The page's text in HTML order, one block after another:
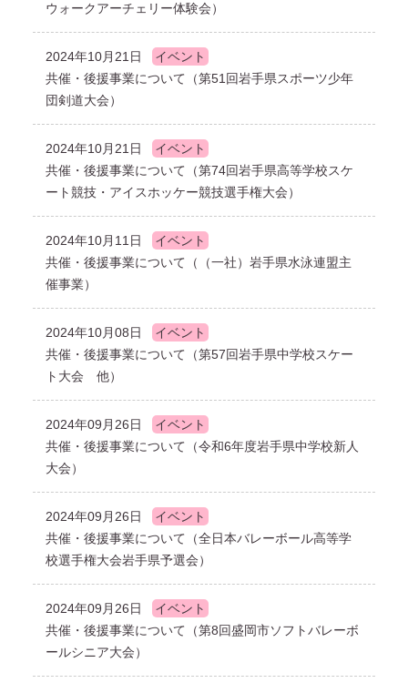
ウォークアーチェリー体験会）
2024年10月21日
イベント
共催・後援事業について（第51回岩手県スポーツ少年
団剣道大会）
2024年10月21日
イベント
共催・後援事業について（第74回岩手県高等学校スケ
ート競技・アイスホッケー競技選手権大会）
2024年10月11日
イベント
共催・後援事業について（（一社）岩手県水泳連盟主
催事業）
2024年10月08日
イベント
共催・後援事業について（第57回岩手県中学校スケー
ト大会 他）
2024年09月26日
イベント
共催・後援事業について（令和6年度岩手県中学校新人
大会）
2024年09月26日
イベント
共催・後援事業について（全日本バレーボール高等学
校選手権大会岩手県予選会）
2024年09月26日
イベント
共催・後援事業について（第8回盛岡市ソフトバレーボ
ールシニア大会）